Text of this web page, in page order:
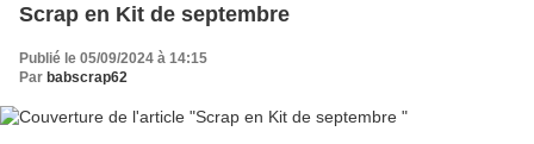
Scrap en Kit de septembre
Publié le 05/09/2024 à 14:15
Par babscrap62